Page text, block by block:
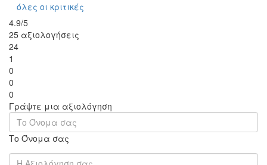
όλες οι κριτικές
4.9/5
25 αξιολογήσεις
24
1
0
0
0
Γράψτε μια αξιολόγηση
Το Όνομα σας